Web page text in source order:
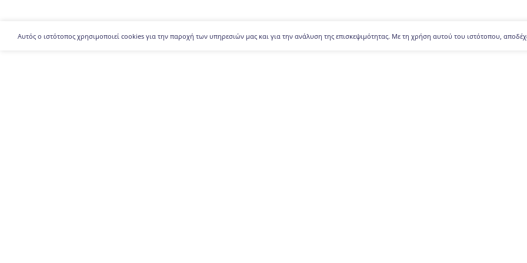
Αυτός ο ιστότοπος χρησιμοποιεί cookies για την παροχή των υπηρεσιών μας και για την ανάλυση της επισκεψιμότητας. Με τη χρήση αυτού του ιστότοπου,